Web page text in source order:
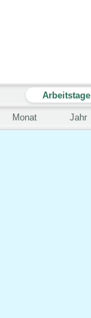
Monat Jahr
Arbeitstage